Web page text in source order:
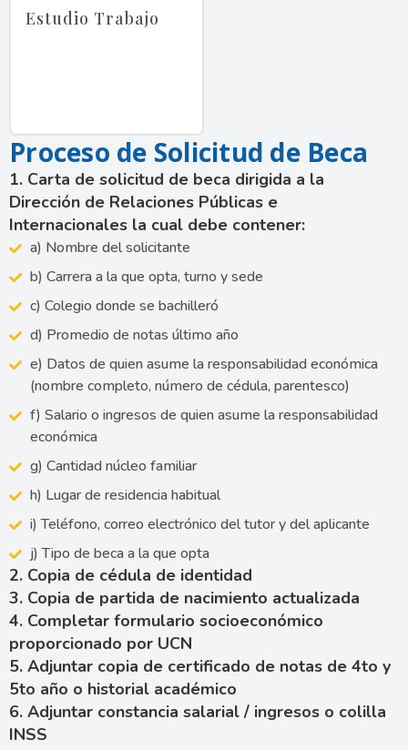
Estudio Trabajo
Proceso de Solicitud de Beca
1. Carta de solicitud de beca dirigida a la
Dirección de Relaciones Públicas e
Internacionales la cual debe contener:
a) Nombre del solicitante
b) Carrera a la que opta, turno y sede
c) Colegio donde se bachilleró
d) Promedio de notas último año
e) Datos de quien asume la responsabilidad económica
(nombre completo, número de cédula, parentesco)
f) Salario o ingresos de quien asume la responsabilidad
económica
g) Cantidad núcleo familiar
h) Lugar de residencia habitual
i) Teléfono, correo electrónico del tutor y del aplicante
j) Tipo de beca a la que opta
2. Copia de cédula de identidad
3. Copia de partida de nacimiento actualizada
4. Completar formulario socioeconómico
proporcionado por UCN
5. Adjuntar copia de certificado de notas de 4to y
5to año o historial académico
6. Adjuntar constancia salarial / ingresos o colilla
INSS